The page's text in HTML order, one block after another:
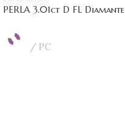
PERLA 3.01ct D FL Diamante
PC